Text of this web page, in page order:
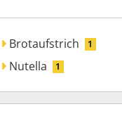
Brotaufstrich 1
Nutella 1